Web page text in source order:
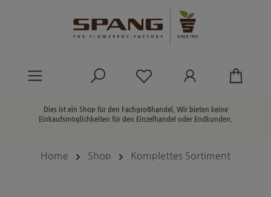
Du hast 0 Produkte
Dies ist ein Shop für den Fachgroßhandel. Wir bieten keine
Einkaufsmöglichkeiten für den Einzelhandel oder Endkunden.
Home Shop Komplettes Sortiment